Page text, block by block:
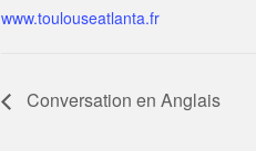
www.toulouseatlanta.fr
Conversation en Anglais